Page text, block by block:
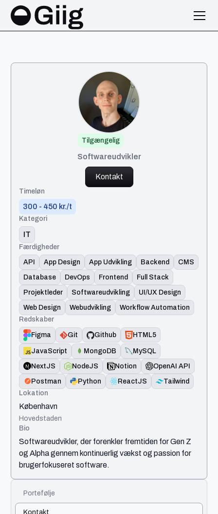
Tilgængelig
Said
Softwareudvikler
Kontakt
Timeløn
300 - 450 kr./t
Kategori
IT
Færdigheder
API
App Design App Udvikling Backend
CMS
Database
DevOps Frontend
Full Stack
Projektleder
Softwareudvikling
UI/UX Design
Web Design
Webudvikling
Workflow Automation
Redskaber
Figma
Git Github
HTML5
JavaScript
MongoDB
MySQL
NextJS
NodeJS Notion
OpenAI API
Postman
Python ReactJS
Tailwind
Lokation
København
Hovedstaden
Bio
Softwareudvikler, der forenkler fremtiden for Gen Z
og Alpha gennem kontinuerlig vækst og passion for
brugerfokuseret software.
Portefølje